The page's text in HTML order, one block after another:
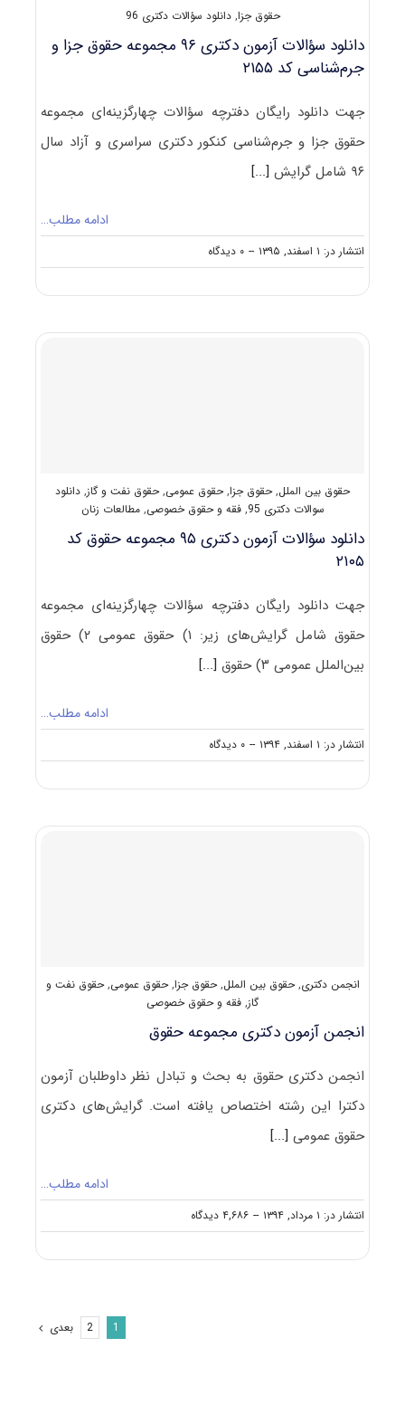
حقوق جزا,دانلود سؤالات دکتری 96
دانلود سؤالات آزمون دکتری ۹۶ مجموعه حقوق جزا و
جرم‌شناسی کد ۲۱۵۵
جهت دانلود رایگان دفترچه سؤالات چهارگزینه‌ای مجموعه
حقوق جزا و جرم‌شناسی کنکور دکتری سراسری و آزاد سال
۹۶ شامل گرایش
[...]
ادامه مطلب…
انتشار در: ۱ اسفند, ۱۳۹۵ -- ۰ دیدگاه
on
دانلود
۹۶
حقوق بین الملل,حقوق جزا,حقوق عمومی,حقوق نفت و گاز, دانلود
سوالات دکتری 95
,فقه و حقوق خصوصی,مطالعات زنان
دانلود سؤالات آزمون دکتری ۹۵ مجموعه حقوق کد
۲۱۰۵
جهت دانلود رایگان دفترچه سؤالات چهارگزینه‌ای مجموعه
حقوق شامل گرایش‌های زیر: ۱) حقوق عمومی ۲) حقوق
بین‌الملل عمومی ۳) حقوق
[...]
ادامه مطلب…
انتشار در: ۱ اسفند, ۱۳۹۴ -- ۰ دیدگاه
on
دانلود
۹۵
انجمن دکتری,حقوق بین الملل,حقوق جزا,حقوق عمومی,حقوق نفت و
گاز, فقه و حقوق خصوصی
انجمن آزمون دکتری مجموعه حقوق
انجمن دکتری حقوق به بحث و تبادل نظر داوطلبان آزمون
دکترا این رشته اختصاص یافته است. گرایش‌های دکتری
حقوق عمومی[...]
ادامه مطلب…
انتشار در: ۱ مرداد, ۱۳۹۴ -- ۴,۶۸۶ دیدگاه
on
انجمن
1
2 بعدی